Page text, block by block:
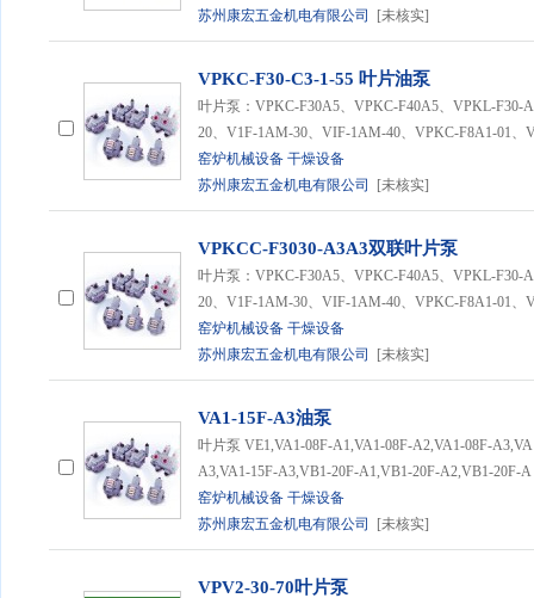
苏州康宏五金机电有限公司
[未核实]
VPKC-F30-C3-1-55 叶片油泵
叶片泵：VPKC-F30A5、VPKC-F40A5、VPKL-F30-
20、V1F-1AM-30、VIF-1AM-40、VPKC-F8A1-01、
窑炉机械设备 干燥设备
苏州康宏五金机电有限公司
[未核实]
VPKCC-F3030-A3A3双联叶片泵
叶片泵：VPKC-F30A5、VPKC-F40A5、VPKL-F30-
20、V1F-1AM-30、VIF-1AM-40、VPKC-F8A1-01、
窑炉机械设备 干燥设备
苏州康宏五金机电有限公司
[未核实]
VA1-15F-A3油泵
叶片泵 VE1,VA1-08F-A1,VA1-08F-A2,VA1-08F-
A3,VA1-15F-A3,VB1-20F-A1,VB1-20F-A2,VB1-20F-A
窑炉机械设备 干燥设备
苏州康宏五金机电有限公司
[未核实]
VPV2-30-70叶片泵